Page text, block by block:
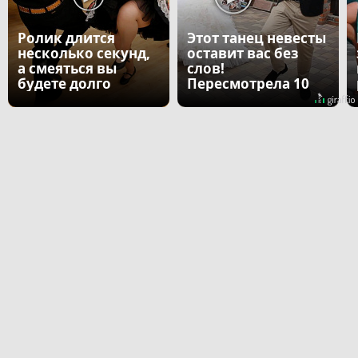
Ролик длится
несколько секунд,
а смеяться вы
будете долго
Этот танец невесты
оставит вас без
слов!
Пересмотрела 10